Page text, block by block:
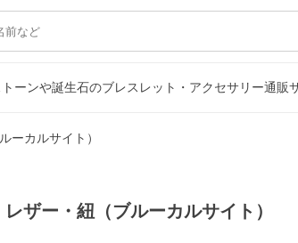
ーンや誕生石のブレスレット・アクセサリー通販
ーカルサイト）
ザー・紐（ブルーカルサイト）